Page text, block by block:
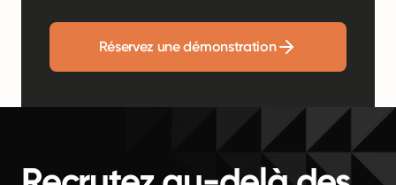
Réservez une démonstration